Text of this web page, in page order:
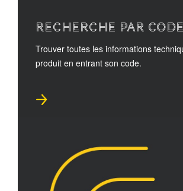
RECHERCHE PAR CODE
Trouver toutes les informations
produit en entrant son code.